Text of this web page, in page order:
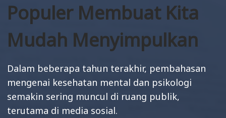
Populer Membuat Kita
Mudah Menyimpulkan
Dalam beberapa tahun terakhir, pembahasan
mengenai kesehatan mental dan psikologi
semakin sering muncul di ruang publik,
terutama di media sosial.